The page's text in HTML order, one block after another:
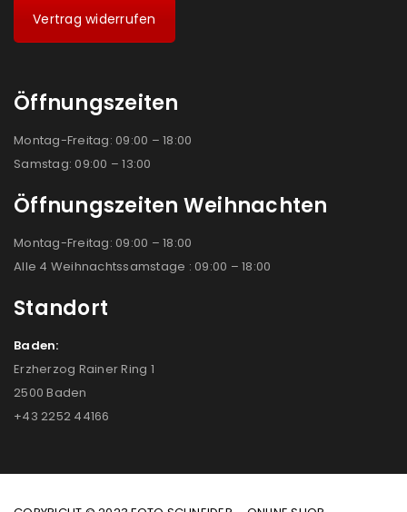
Vertrag widerrufen
Öffnungszeiten
Montag-Freitag: 09:00 – 18:00
Samstag: 09:00 – 13:00
Öffnungszeiten Weihnachten
Montag-Freitag: 09:00 – 18:00
Alle 4 Weihnachtssamstage : 09:00 – 18:00
Standort
Baden:
Erzherzog Rainer Ring 1
2500 Baden
+43 2252 44166